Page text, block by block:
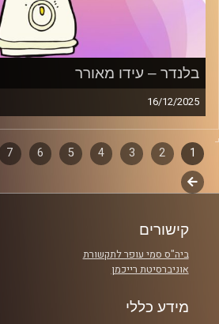
בלנדר – עידו מאורר
16/12/2025
מוזיקה קצבית חדשה עם עידו מאורר
קרדיט תמונות:AudioVersity
דפדוף
פרקים
1
2
3
4
5
6
7
לשלב
קישורים
ביה"ס סמי עופר לתקשורת
אוניברסיטת רייכמן
מידע כללי